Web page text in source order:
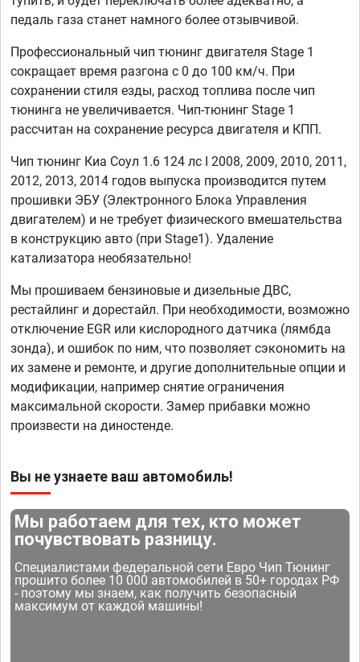
педаль газа станет намного более отзывчивой.
Профессиональный чип тюнинг двигателя Stage 1
сокращает время разгона с 0 до 100 км/ч. При
сохранении стиля езды, расход топлива после чип
тюнинга не увеличивается. Чип-тюнинг Stage 1
рассчитан на сохранение ресурса двигателя и КПП.
Чип тюнинг Киа Соул 1.6 124 лс I 2008, 2009, 2010, 2011,
2012, 2013, 2014 годов выпуска производится путем
прошивки ЭБУ (Электронного Блока Управления
двигателем) и не требует физического вмешательства
в конструкцию авто (при Stage1). Удаление
катализатора необязательно!
Мы прошиваем бензиновые и дизельные ДВС,
рестайлинг и дорестайл. При необходимости, возможно
отключение EGR или кислородного датчика (лямбда
зонда), и ошибок по ним, что позволяет сэкономить на
их замене и ремонте, и другие дополнительные опции и
модификации, например снятие ограничения
максимальной скорости. Замер прибавки можно
произвести на диностенде.
Вы не узнаете ваш автомобиль!
Мы работаем для тех, кто может
почувствовать разницу.
Специалистами федеральной сети Евро Чип Тюнинг
прошито более 10 000 автомобилей в 50+ городах РФ
- поэтому мы знаем, как получить безопасный
максимум от каждой машины!